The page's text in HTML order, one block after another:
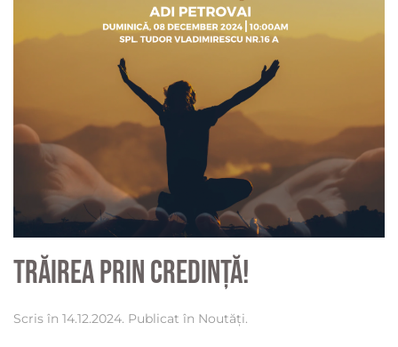
Trăirea prin credință!
Scris în 14.12.2024. Publicat în Noutăți.